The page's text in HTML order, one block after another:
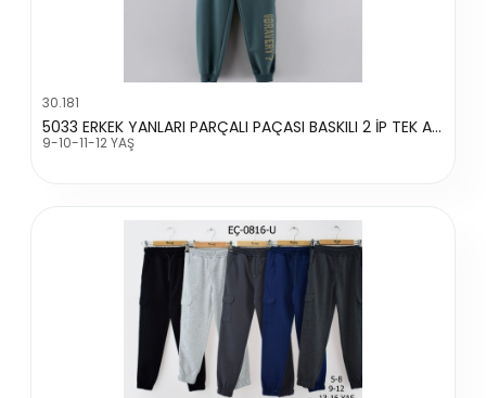
30.181
5033 ERKEK YANLARI PARÇALI PAÇASI BASKILI 2 İP TEK ALT
9-10-11-12 YAŞ